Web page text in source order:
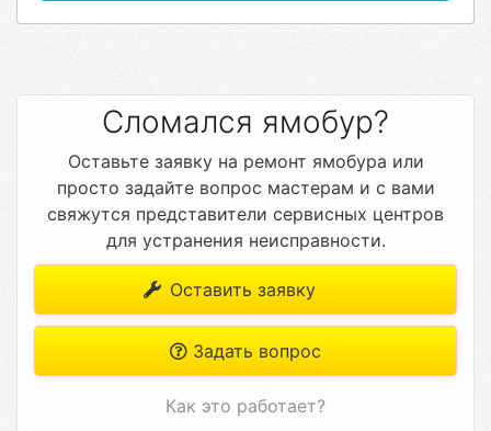
Сломался ямобур?
Оставьте заявку на ремонт ямобура или
просто задайте вопрос мастерам и с вами
свяжутся представители сервисных центров
для устранения неисправности.
Оставить заявку
Задать вопрос
Как это работает?